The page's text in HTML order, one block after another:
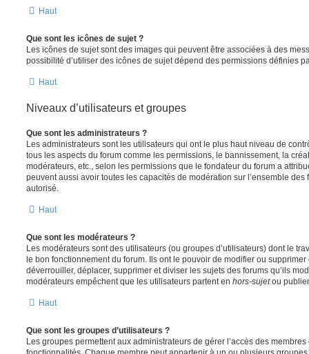
Haut
Que sont les icônes de sujet ?
Les icônes de sujet sont des images qui peuvent être associées à des
possibilité d’utiliser des icônes de sujet dépend des permissions définies
Haut
Niveaux d’utilisateurs et groupes
Que sont les administrateurs ?
Les administrateurs sont les utilisateurs qui ont le plus haut niveau de
tous les aspects du forum comme les permissions, le bannissement, la
modérateurs, etc., selon les permissions que le fondateur du forum a
peuvent aussi avoir toutes les capacités de modération sur l’ensemble
autorisé.
Haut
Que sont les modérateurs ?
Les modérateurs sont des utilisateurs (ou groupes d’utilisateurs) dont le
le bon fonctionnement du forum. Ils ont le pouvoir de modifier ou
déverrouiller, déplacer, supprimer et diviser les sujets des forums qu’ils
modérateurs empêchent que les utilisateurs partent en hors-sujetou
Haut
Que sont les groupes d’utilisateurs ?
Les groupes permettent aux administrateurs de gérer l’accès des